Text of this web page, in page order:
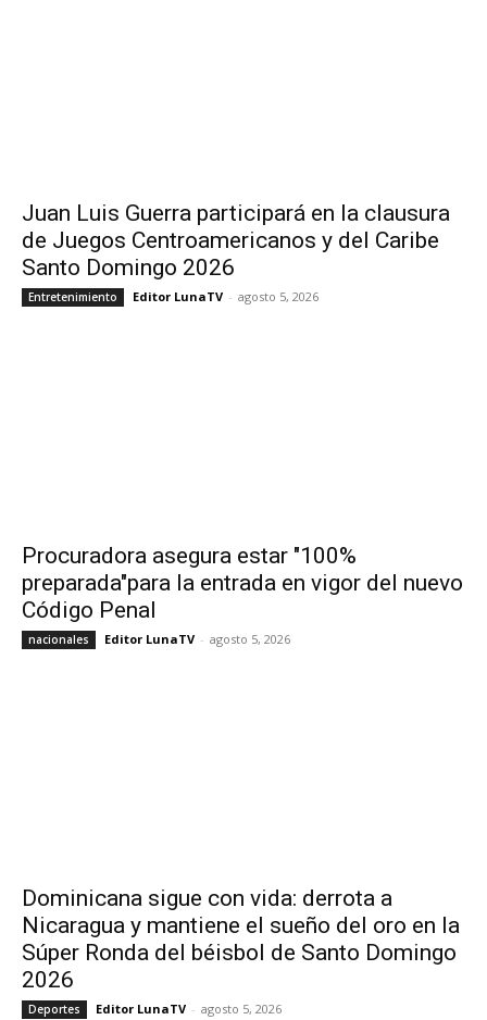
Juan Luis Guerra participará en la clausura
de Juegos Centroamericanos y del Caribe
Santo Domingo 2026
Entretenimiento Editor LunaTV - agosto 5, 2026
Procuradora asegura estar "100%
preparada"para la entrada en vigor del nuevo
Código Penal
nacionales Editor LunaTV - agosto 5, 2026
Dominicana sigue con vida: derrota a
Nicaragua y mantiene el sueño del oro en la
Súper Ronda del béisbol de Santo Domingo
2026
Deportes Editor LunaTV - agosto 5, 2026